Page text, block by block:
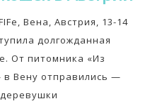
Вена, Австрия, 13-14
долгожданная
От питомника «Из
в Вену отправились —